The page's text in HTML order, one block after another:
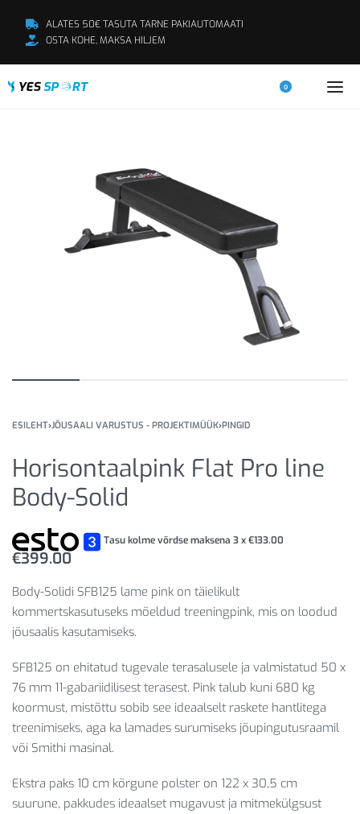
ALATES 50€ TASUTA TARNE PAKIAUTOMAATI
OSTA KOHE, MAKSA HILJEM
0
ESILEHT›JÕUSAALI VARUSTUS - PROJEKTIMÜÜK›PINGID
Horisontaalpink Flat Pro line
Body-Solid
Tasu kolme võrdse maksena 3 x€133.00
€399.00
Body-Solidi SFB125 lame pink on täielikult
kommertskasutuseks mõeldud treeningpink, mis on loodud
jõusaalis kasutamiseks.
SFB125 on ehitatud tugevale terasalusele ja valmistatud 50 x
76 mm 11-gabariidilisest terasest. Pink talub kuni 680 kg
koormust, mistõttu sobib see ideaalselt raskete hantlitega
treenimiseks, aga ka lamades surumiseks jõupingutusraamil
või Smithi masinal.
Ekstra paks 10 cm kõrgune polster on 122 x 30,5 cm
suurune, pakkudes ideaalset mugavust ja mitmekülgsust